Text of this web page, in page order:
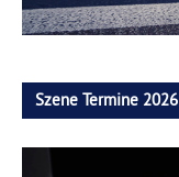
Szene Termine 2026